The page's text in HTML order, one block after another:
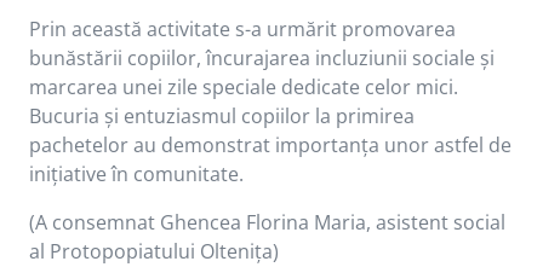
Prin această activitate s-a urmărit promovarea
bunăstării copiilor, încurajarea incluziunii sociale și
marcarea unei zile speciale dedicate celor mici.
Bucuria și entuziasmul copiilor la primirea
pachetelor au demonstrat importanța unor astfel de
inițiative în comunitate.
(A consemnat Ghencea Florina Maria, asistent social
al Protopopiatului Oltenița)